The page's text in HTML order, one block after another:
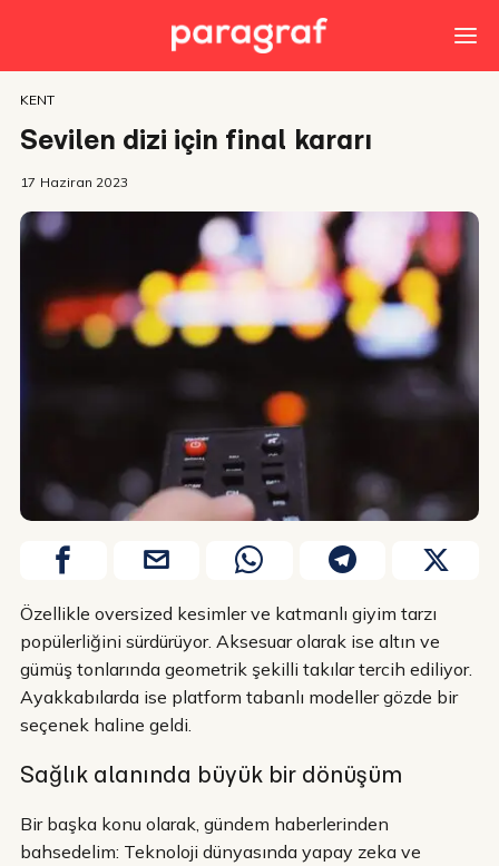
KENT
Sevilen dizi için final kararı
17 Haziran 2023
Özellikle oversized kesimler ve katmanlı giyim tarzı
popülerliğini sürdürüyor. Aksesuar olarak ise altın ve
gümüş tonlarında geometrik şekilli takılar tercih ediliyor.
Ayakkabılarda ise platform tabanlı modeller gözde bir
seçenek haline geldi.
Sağlık alanında büyük bir dönüşüm
Bir başka konu olarak, gündem haberlerinden
bahsedelim: Teknoloji dünyasında yapay zeka ve